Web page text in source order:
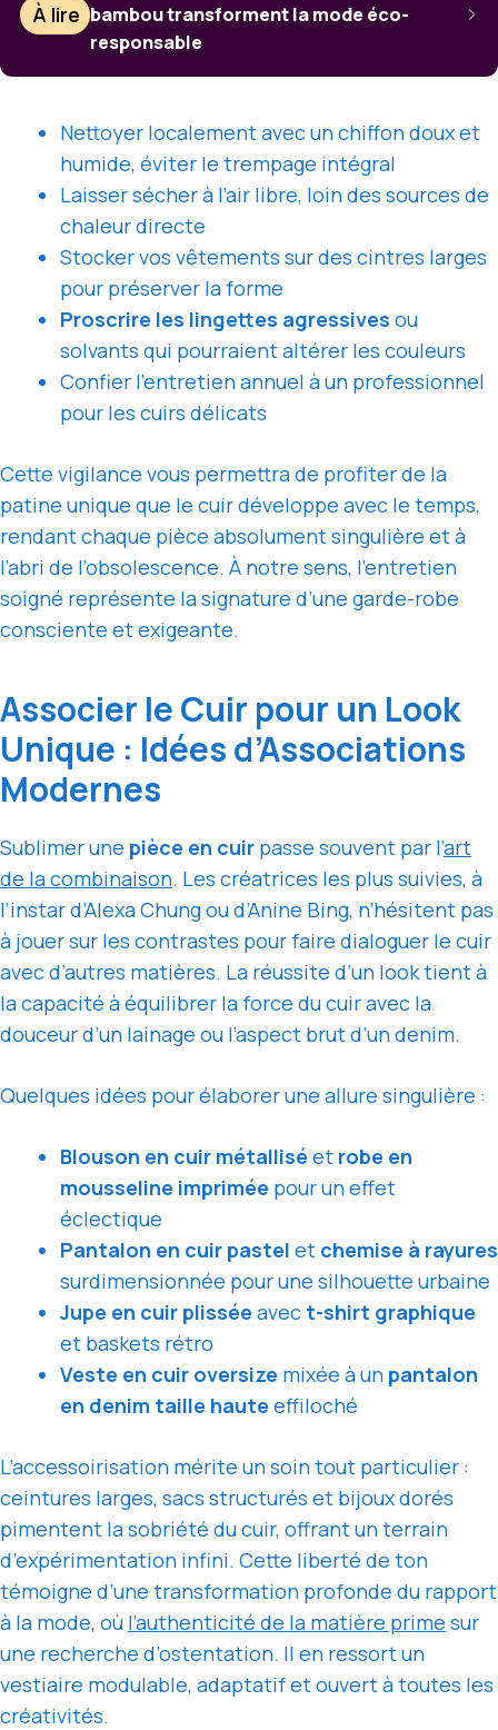
À lire bambou transforment la mode éco-
responsable
Nettoyer localement avec un chiffon doux et
humide, éviter le trempage intégral
Laisser sécher à l’air libre, loin des sources de
chaleur directe
Stocker vos vêtements sur des cintres larges
pour préserver la forme
Proscrire les lingettes agressives ou
solvants qui pourraient altérer les couleurs
Confier l’entretien annuel à un professionnel
pour les cuirs délicats
Cette vigilance vous permettra de profiter de la
patine unique que le cuir développe avec le temps,
rendant chaque pièce absolument singulière et à
l’abri de l’obsolescence. À notre sens, l’entretien
soigné représente la signature d’une garde-robe
consciente et exigeante.
Associer le Cuir pour un Look
Unique : Idées d’Associations
Modernes
Sublimer une pièce en cuir passe souvent par l’art
de la combinaison. Les créatrices les plus suivies, à
l’instar d’Alexa Chung ou d’Anine Bing, n’hésitent pas
à jouer sur les contrastes pour faire dialoguer le cuir
avec d’autres matières. La réussite d’un look tient à
la capacité à équilibrer la force du cuir avec la
douceur d’un lainage ou l’aspect brut d’un denim.
Quelques idées pour élaborer une allure singulière :
Blouson en cuir métallisé et robe en
mousseline imprimée pour un effet
éclectique
Pantalon en cuir pastel et chemise à rayures
surdimensionnée pour une silhouette urbaine
Jupe en cuir plissée avec t-shirt graphique
et baskets rétro
Veste en cuir oversize mixée à un pantalon
en denim taille haute effiloché
L’accessoirisation mérite un soin tout particulier :
ceintures larges, sacs structurés et bijoux dorés
pimentent la sobriété du cuir, offrant un terrain
d’expérimentation infini. Cette liberté de ton
témoigne d’une transformation profonde du rapport
à la mode, où l’authenticité de la matière prime sur
une recherche d’ostentation. Il en ressort un
vestiaire modulable, adaptatif et ouvert à toutes les
créativités.